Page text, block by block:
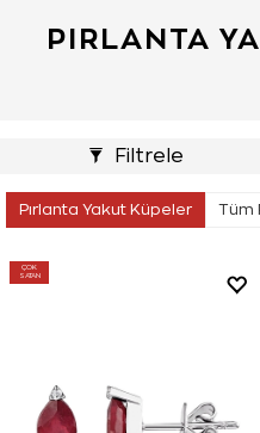
PIRLANTA
Filtrele
Tüm
Pırlanta Yakut Küpeler
ÇOK
SATAN